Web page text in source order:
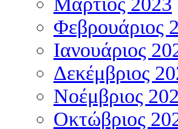
Φεβρουάριος
Ιανουάριος
Δεκέμβριος
Νοέμβριος
Οκτώβριος